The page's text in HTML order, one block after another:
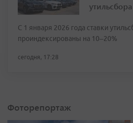
С 1 января 2026 года ставки
проиндексированы на 10–20%
сегодня, 17:28
Фоторепортаж